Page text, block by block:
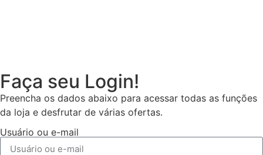
Faça seu Login!
Preencha os dados abaixo para acessar todas as funções
da loja e desfrutar de várias ofertas.
Usuário ou e-mail